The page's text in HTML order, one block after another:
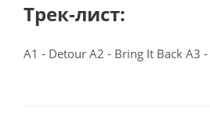
Трек-лист:
A1 - Detour A2 - Bring It Back A3